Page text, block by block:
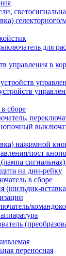
для
управления в
сборе
нажимной
пост
на дин-рейку
в сборе
(шильдик-
переносная